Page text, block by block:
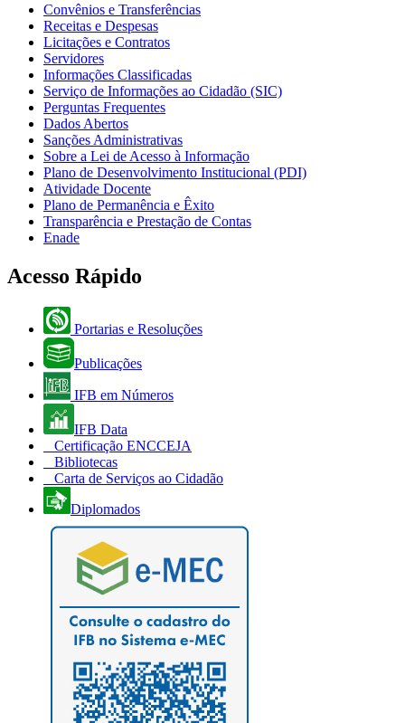
Convênios e Transferências
Receitas e Despesas
Licitações e Contratos
Servidores
Informações Classificadas
Serviço de Informações ao Cidadão (SIC)
Perguntas Frequentes
Dados Abertos
Sanções Administrativas
Sobre a Lei de Acesso à Informação
Plano de Desenvolvimento Institucional (PDI)
Atividade Docente
Plano de Permanência e Êxito
Transparência e Prestação de Contas
Enade
Acesso Rápido
Portarias e Resoluções
Publicações
IFB em Números
IFB Data
Certificação ENCCEJA
Bibliotecas
Carta de Serviços ao Cidadão
Diplomados